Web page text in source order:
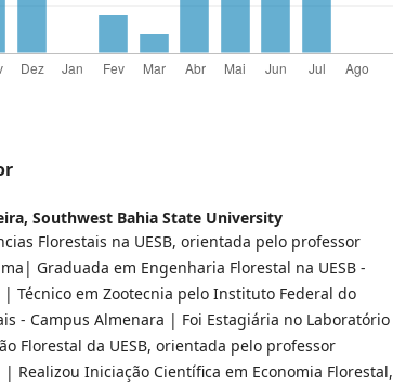
Southwest Bahia State University
Florestais na UESB, orientada pelo professor
Graduada em Engenharia Florestal na UESB -
Técnico em Zootecnia pelo Instituto Federal do
- Campus Almenara | Foi Estagiária no Laboratório
Florestal da UESB, orientada pelo professor
Realizou Iniciação Científica em Economia Florestal,